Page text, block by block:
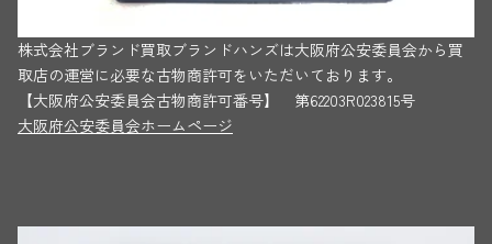
株式会社ブランド買取ブランドハンズは大阪府公安委員会から買
取店の運営に必要な古物商許可をいただいております。
【大阪府公安委員会古物商許可番号】 第62203R023815号
大阪府公安委員会ホームページ